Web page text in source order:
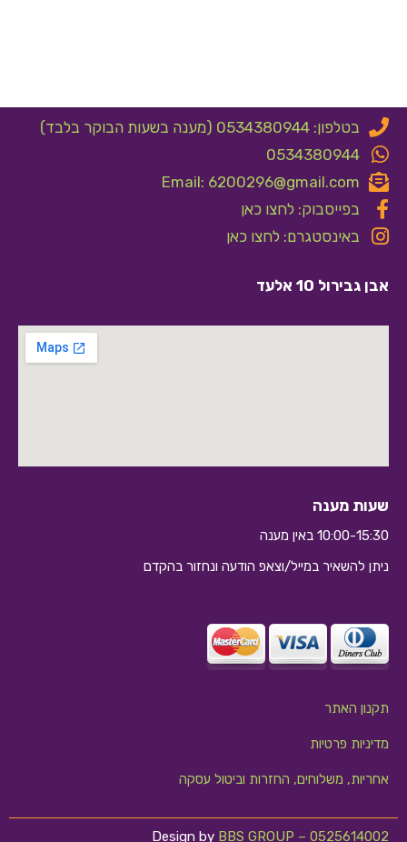
בטלפון: 0534380944 (מענה בשעות הבוקר בלבד)
0534380944
Email: 6200296@gmail.com
בפייסבוק: לחצו כאן
באינסטגרם: לחצו כאן
אבן גבירול 10 אלעד
שעות מענה
10:00-15:30 באין מענה
ניתן להשאיר במייל/וצאפ הודעה ונחזור בהקדם
תקנון האתר
מדיניות פרטיות
אחריות, משלוחים, החזרות וביטול עסקה
Design by BBS GROUP – 0525614002